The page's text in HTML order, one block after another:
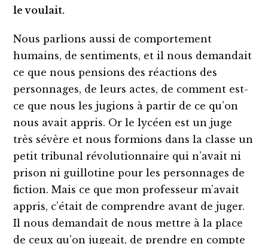
le voulait.
Nous parlions aussi de comportement
humains, de sentiments, et il nous demandait
ce que nous pensions des réactions des
personnages, de leurs actes, de comment est-
ce que nous les jugions à partir de ce qu’on
nous avait appris. Or le lycéen est un juge
très sévère et nous formions dans la classe un
petit tribunal révolutionnaire qui n’avait ni
prison ni guillotine pour les personnages de
fiction. Mais ce que mon professeur m’avait
appris, c’était de comprendre avant de juger.
Il nous demandait de nous mettre à la place
de ceux qu’on jugeait, de prendre en compte